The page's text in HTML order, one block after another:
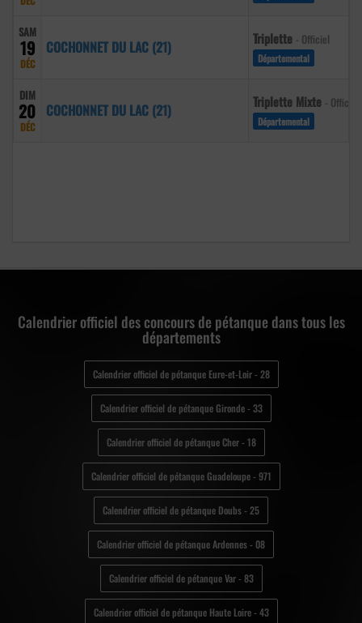
SAM
19
DÉC
COCHONNET DU LAC (21) Triplette - Officiel
Départemental
DIM
20
DÉC
COCHONNET DU LAC (21) Triplette Mixte - Officiel
Départemental
Calendrier officiel des concours de pétanque dans tous les
départements
Calendrier officiel de pétanque Eure-et-Loir - 28
Calendrier officiel de pétanque Gironde - 33
Calendrier officiel de pétanque Cher - 18
Calendrier officiel de pétanque Guadeloupe - 971
Calendrier officiel de pétanque Doubs - 25
Calendrier officiel de pétanque Ardennes - 08
Calendrier officiel de pétanque Var - 83
Calendrier officiel de pétanque Haute Loire - 43